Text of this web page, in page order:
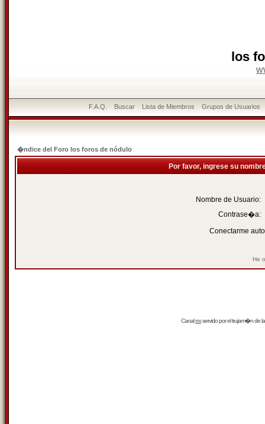
los
F.A.Q. Buscar Lista de Miembros Grupos de Usuarios
�ndice del Foro los foros de nódulo
Por favor, ingrese su
Nombre de Usuario:
Contrase�a:
Conectarme
He
Canalrssservido por eltrujam�nde